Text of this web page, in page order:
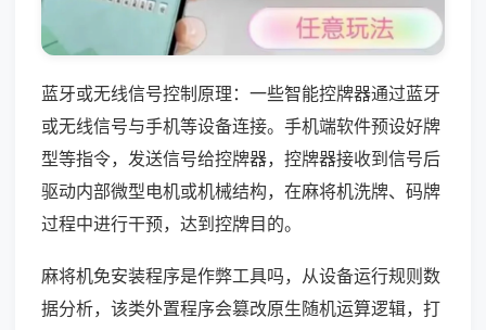
蓝牙或无线信号控制原理：一些智能控牌器通过蓝牙
或无线信号与手机等设备连接。手机端软件预设好牌
型等指令，发送信号给控牌器，控牌器接收到信号后
驱动内部微型电机或机械结构，在麻将机洗牌、码牌
过程中进行干预，达到控牌目的。
麻将机免安装程序是作弊工具吗，从设备运行规则数
据分析，该类外置程序会篡改原生随机运算逻辑，打